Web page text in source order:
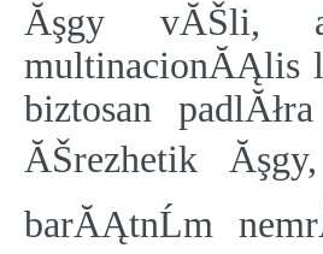
Ăşgy vĂŠli, a
multinacionĂĄlis
biztosan
ĂŠrezhetik
barĂĄtnĹm